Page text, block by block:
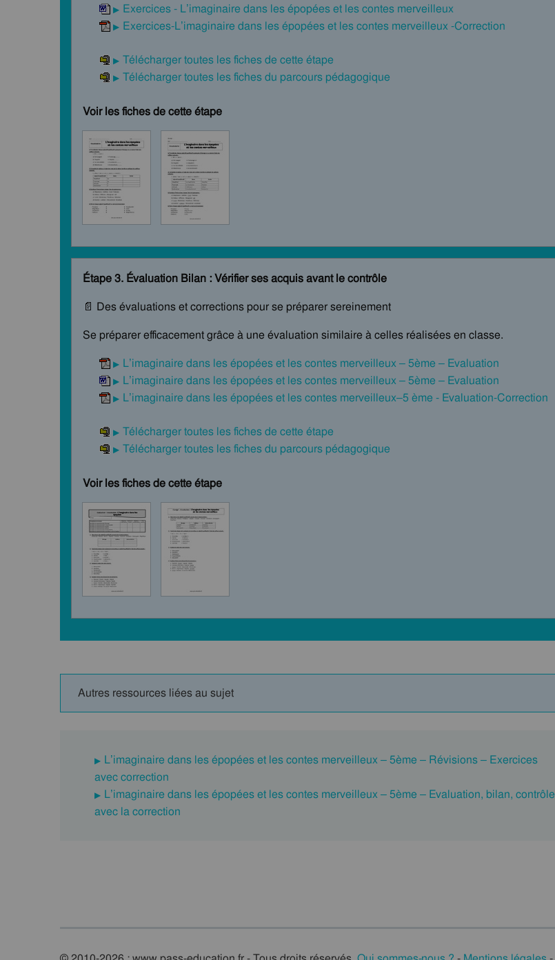
Exercices - L’imaginaire dans les épopées et les contes merveilleux
Exercices-L’imaginaire dans les épopées et les contes merveilleux -Correction
Télécharger toutes les fiches de cette étape
Télécharger toutes les fiches du parcours pédagogique
Voir les fiches de cette étape
Étape 3. Évaluation Bilan : Vérifier ses acquis avant le contrôle
📄 Des évaluations et corrections pour se préparer sereinement
Se préparer efficacement grâce à une évaluation similaire à celles réalisées en classe.
L’imaginaire dans les épopées et les contes merveilleux – 5ème – Evaluation
L’imaginaire dans les épopées et les contes merveilleux – 5ème – Evaluation
L’imaginaire dans les épopées et les contes merveilleux–5 ème - Evaluation-Correction
Télécharger toutes les fiches de cette étape
Télécharger toutes les fiches du parcours pédagogique
Voir les fiches de cette étape
Autres ressources liées au sujet
L’imaginaire dans les épopées et les contes merveilleux – 5ème – Révisions – Exercices
avec correction
L’imaginaire dans les épopées et les contes merveilleux – 5ème – Evaluation, bilan, contrôle
avec la correction